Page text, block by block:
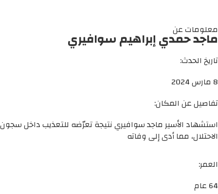
معلومات عن
ماجد حمدي إبراهيم سوافيري
تاريخ الحدث:
8 مارس 2024
تفاصيل عن المكان:
استشهاد الأسير ماجد سوافيري نتيجة تعرّضه للتعذيب داخل سجون
الاحتلال، مما أدى إلى وفاته
العمر:
64 عام